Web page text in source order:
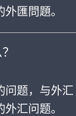
匯問題。
问题，与外汇
汇问题。